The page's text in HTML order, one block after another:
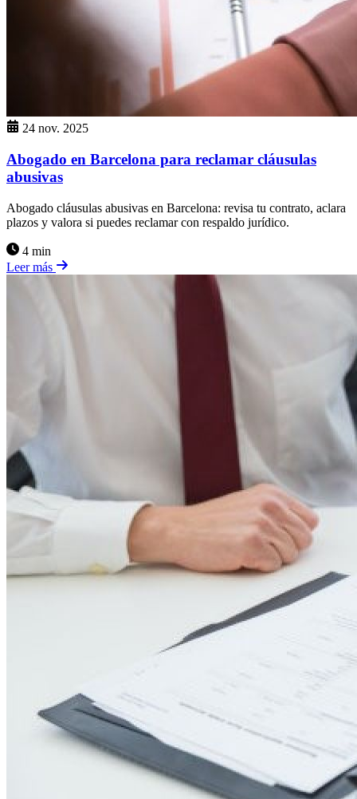
24 nov. 2025
Abogado en Barcelona para reclamar cláusulas
abusivas
Abogado cláusulas abusivas en Barcelona: revisa tu contrato, aclara
plazos y valora si puedes reclamar con respaldo jurídico.
4 min
Leer más